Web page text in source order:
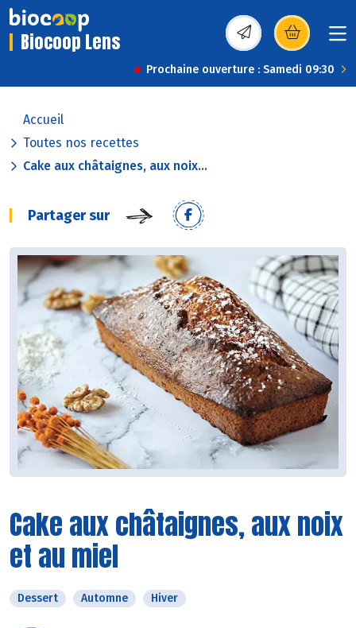
Biocoop Lens (s’ouvre dans une
Prochaine ouverture : Samedi 09:30
Accueil
Toutes nos recettes
Cake aux châtaignes, aux noix...
Partager sur
Cake aux châtaignes, aux noix
et au miel
Dessert Automne Hiver